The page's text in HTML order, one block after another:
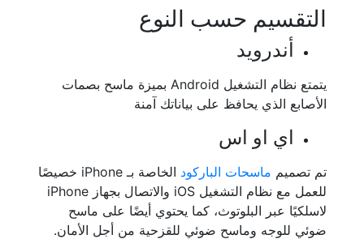
التقسيم حسب النوع
أندرويد
يتمتع نظام التشغيل Android بميزة ماسح بصمات
الأصابع الذي يحافظ على بياناتك آمنة
اي او اس
تم تصميم ماسحات الباركود
الخاصة بـ iPhone خصيصًا
للعمل مع نظام التشغيل iOS والاتصال بجهاز iPhone
لاسلكيًا عبر البلوتوث، كما يحتوي أيضًا على ماسح
ضوئي للوجه وماسح ضوئي للقزحية من أجل الأمان.